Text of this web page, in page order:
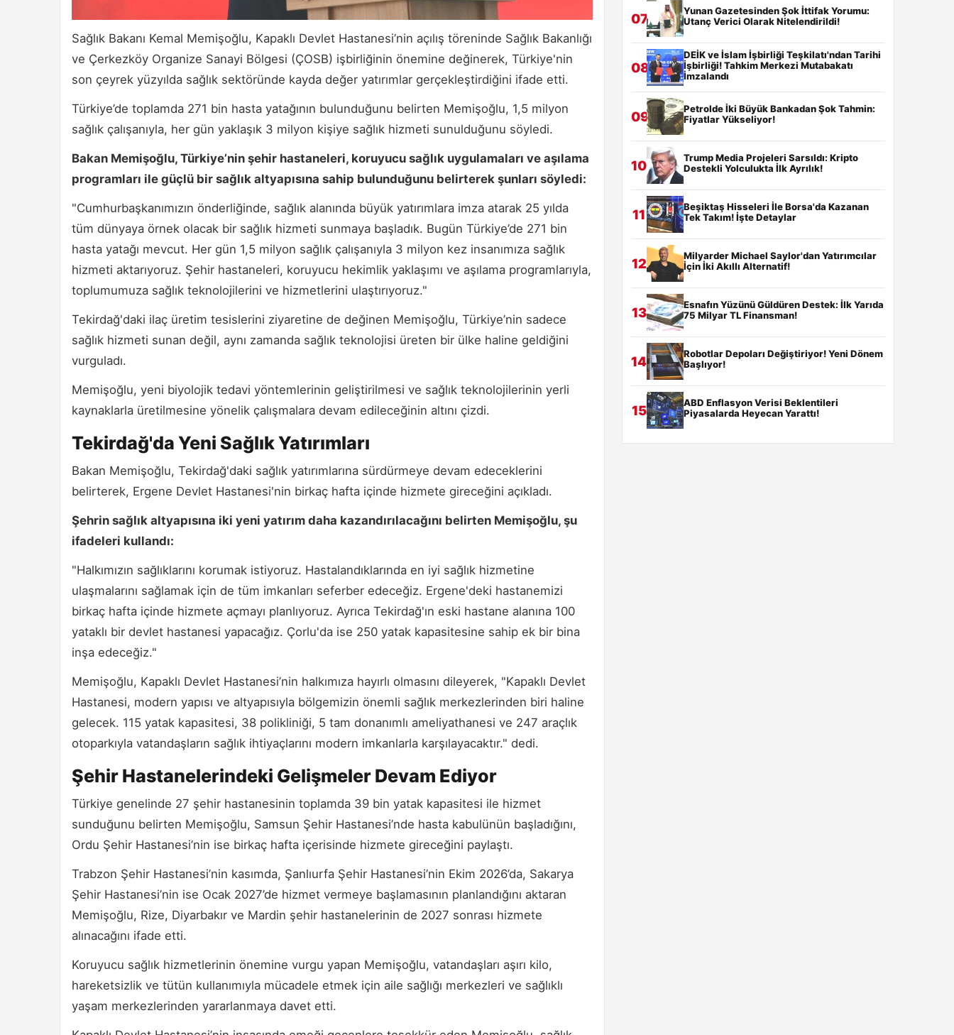
Sağlık Bakanı Kemal Memişoğlu, Kapaklı Devlet Hastanesi’nin açılış töreninde Sağlık Bakanlığı
ve Çerkezköy Organize Sanayi Bölgesi (ÇOSB) işbirliğinin önemine değinerek, Türkiye'nin
son çeyrek yüzyılda sağlık sektöründe kayda değer yatırımlar gerçekleştirdiğini ifade etti.
Türkiye’de toplamda 271 bin hasta yatağının bulunduğunu belirten Memişoğlu, 1,5 milyon
sağlık çalışanıyla, her gün yaklaşık 3 milyon kişiye sağlık hizmeti sunulduğunu söyledi.
Bakan Memişoğlu, Türkiye’nin şehir hastaneleri, koruyucu sağlık uygulamaları ve aşılama
programları ile güçlü bir sağlık altyapısına sahip bulunduğunu belirterek şunları söyledi:
"Cumhurbaşkanımızın önderliğinde, sağlık alanında büyük yatırımlara imza atarak 25 yılda
tüm dünyaya örnek olacak bir sağlık hizmeti sunmaya başladık. Bugün Türkiye’de 271 bin
hasta yatağı mevcut. Her gün 1,5 milyon sağlık çalışanıyla 3 milyon kez insanımıza sağlık
hizmeti aktarıyoruz. Şehir hastaneleri, koruyucu hekimlik yaklaşımı ve aşılama programlarıyla,
toplumumuza sağlık teknolojilerini ve hizmetlerini ulaştırıyoruz."
Tekirdağ'daki ilaç üretim tesislerini ziyaretine de değinen Memişoğlu, Türkiye’nin sadece
sağlık hizmeti sunan değil, aynı zamanda sağlık teknolojisi üreten bir ülke haline geldiğini
vurguladı.
Memişoğlu, yeni biyolojik tedavi yöntemlerinin geliştirilmesi ve sağlık teknolojilerinin yerli
kaynaklarla üretilmesine yönelik çalışmalara devam edileceğinin altını çizdi.
Tekirdağ'da Yeni Sağlık Yatırımları
Bakan Memişoğlu, Tekirdağ'daki sağlık yatırımlarına sürdürmeye devam edeceklerini
belirterek, Ergene Devlet Hastanesi'nin birkaç hafta içinde hizmete gireceğini açıkladı.
Şehrin sağlık altyapısına iki yeni yatırım daha kazandırılacağını belirten Memişoğlu, şu
ifadeleri kullandı:
"Halkımızın sağlıklarını korumak istiyoruz. Hastalandıklarında en iyi sağlık hizmetine
ulaşmalarını sağlamak için de tüm imkanları seferber edeceğiz. Ergene'deki hastanemizi
birkaç hafta içinde hizmete açmayı planlıyoruz. Ayrıca Tekirdağ'ın eski hastane alanına 100
yataklı bir devlet hastanesi yapacağız. Çorlu'da ise 250 yatak kapasitesine sahip ek bir bina
inşa edeceğiz."
Memişoğlu, Kapaklı Devlet Hastanesi’nin halkımıza hayırlı olmasını dileyerek, "Kapaklı Devlet
Hastanesi, modern yapısı ve altyapısıyla bölgemizin önemli sağlık merkezlerinden biri haline
gelecek. 115 yatak kapasitesi, 38 polikliniği, 5 tam donanımlı ameliyathanesi ve 247 araçlık
otoparkıyla vatandaşların sağlık ihtiyaçlarını modern imkanlarla karşılayacaktır." dedi.
Şehir Hastanelerindeki Gelişmeler Devam Ediyor
Türkiye genelinde 27 şehir hastanesinin toplamda 39 bin yatak kapasitesi ile hizmet
sunduğunu belirten Memişoğlu, Samsun Şehir Hastanesi’nde hasta kabulünün başladığını,
Ordu Şehir Hastanesi’nin ise birkaç hafta içerisinde hizmete gireceğini paylaştı.
Trabzon Şehir Hastanesi’nin kasımda, Şanlıurfa Şehir Hastanesi’nin Ekim 2026’da, Sakarya
Şehir Hastanesi’nin ise Ocak 2027’de hizmet vermeye başlamasının planlandığını aktaran
Memişoğlu, Rize, Diyarbakır ve Mardin şehir hastanelerinin de 2027 sonrası hizmete
alınacağını ifade etti.
Koruyucu sağlık hizmetlerinin önemine vurgu yapan Memişoğlu, vatandaşları aşırı kilo,
hareketsizlik ve tütün kullanımıyla mücadele etmek için aile sağlığı merkezleri ve sağlıklı
yaşam merkezlerinden yararlanmaya davet etti.
07
Yunan Gazetesinden Şok İttifak Yorumu:
Utanç Verici Olarak Nitelendirildi!
08
DEİK ve İslam İşbirliği Teşkilatı'ndan Tarihi
İşbirliği! Tahkim Merkezi Mutabakatı
İmzalandı
09
Petrolde İki Büyük Bankadan Şok Tahmin:
Fiyatlar Yükseliyor!
10
Trump Media Projeleri Sarsıldı: Kripto
Destekli Yolculukta İlk Ayrılık!
11
Beşiktaş Hisseleri İle Borsa'da Kazanan
Tek Takım! İşte Detaylar
12
Milyarder Michael Saylor'dan Yatırımcılar
İçin İki Akıllı Alternatif!
13
Esnafın Yüzünü Güldüren Destek: İlk Yarıda
75 Milyar TL Finansman!
14
Robotlar Depoları Değiştiriyor! Yeni Dönem
Başlıyor!
15
ABD Enflasyon Verisi Beklentileri
Piyasalarda Heyecan Yarattı!